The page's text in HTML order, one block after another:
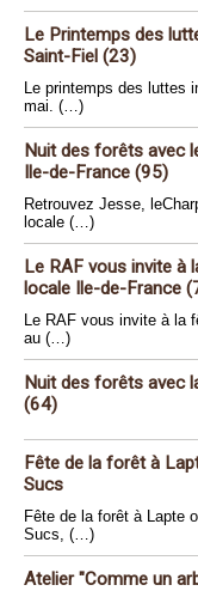
Le Printemps des
Saint-Fiel (23)
Le printemps des luttes
mai. (…)
Nuit des forêts avec
Ile-de-France (95)
Retrouvez Jesse,
locale (…)
Le RAF vous invite à
locale Ile-de-France
Le RAF vous invite à la
au (…)
Nuit des forêts avec
(64)
Fête de la forêt à
Sucs
Fête de la forêt à Lapte
Sucs, (…)
Atelier "Comme un